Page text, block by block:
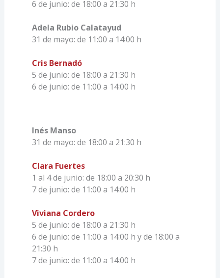
6 de junio: de 18:00 a 21:30 h
Adela Rubio Calatayud
31 de mayo: de 11:00 a 14:00 h
Cris Bernadó
5 de junio: de 18:00 a 21:30 h
6 de junio: de 11:00 a 14:00 h
Inés Manso
31 de mayo: de 18:00 a 21:30 h
Clara Fuertes
1 al 4 de junio: de 18:00 a 20:30 h
7 de junio: de 11:00 a 14:00 h
Viviana Cordero
5 de junio: de 18:00 a 21:30 h
6 de junio: de 11:00 a 14:00 h y de 18:00 a
21:30 h
7 de junio: de 11:00 a 14:00 h